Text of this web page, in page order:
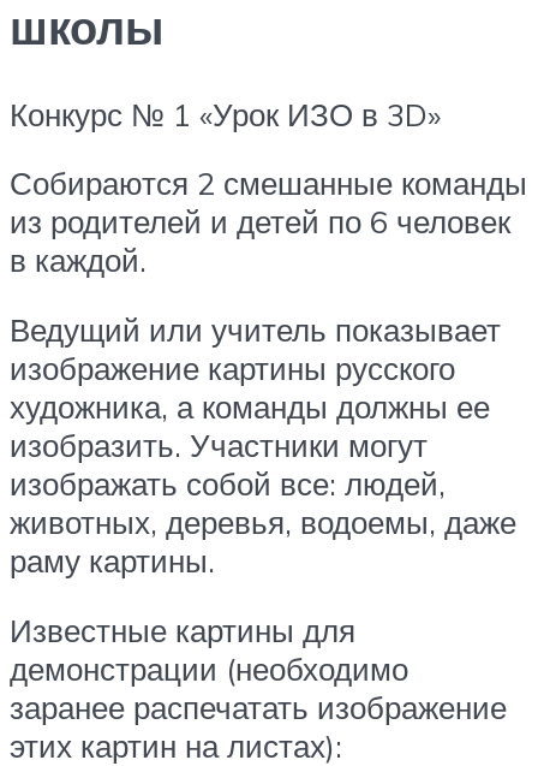
школы
Конкурс № 1 «Урок ИЗО в 3D»
Собираются 2 смешанные команды
из родителей и детей по 6 человек
в каждой.
Ведущий или учитель показывает
изображение картины русского
художника, а команды должны ее
изобразить. Участники могут
изображать собой все: людей,
животных, деревья, водоемы, даже
раму картины.
Известные картины для
демонстрации (необходимо
заранее распечатать изображение
этих картин на листах):